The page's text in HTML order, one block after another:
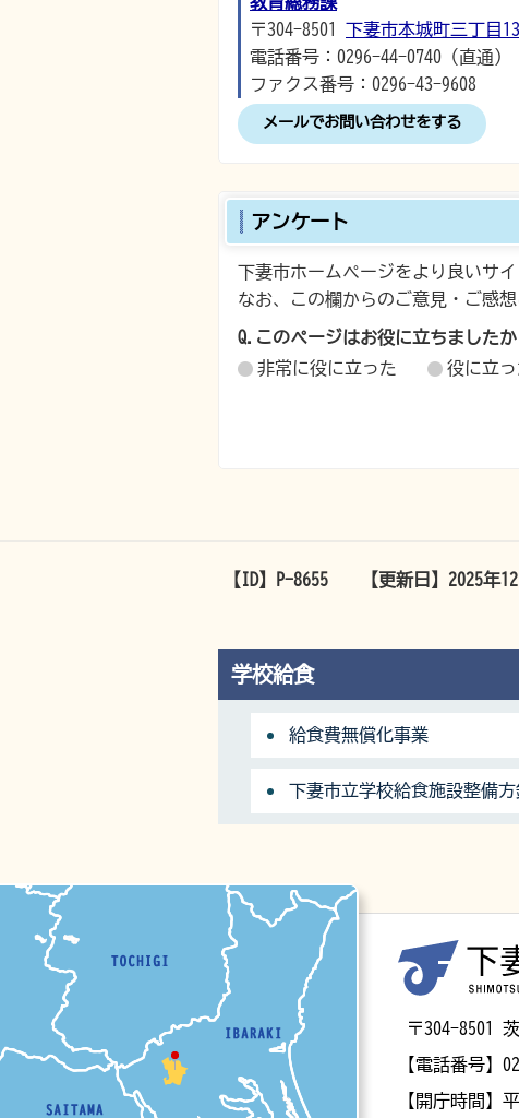
〒304-8501 下妻市本城町三丁目
電話番号：0296-44-0740（直通）
ファクス番号：0296-43-9608
メールでお問い合わせをする
アンケート
下妻市ホームページをより良いサ
なお、この欄からのご意見・ご感
Q.このページはお役に立ちましたか
非常に役に立った
役に立っ
【ID】 P-8655 【更新日】 2025年
学校給食
給食費無償化事業
下妻市立学校給食施設整備
〒304-8501
【電話番号】
【開庁時間】